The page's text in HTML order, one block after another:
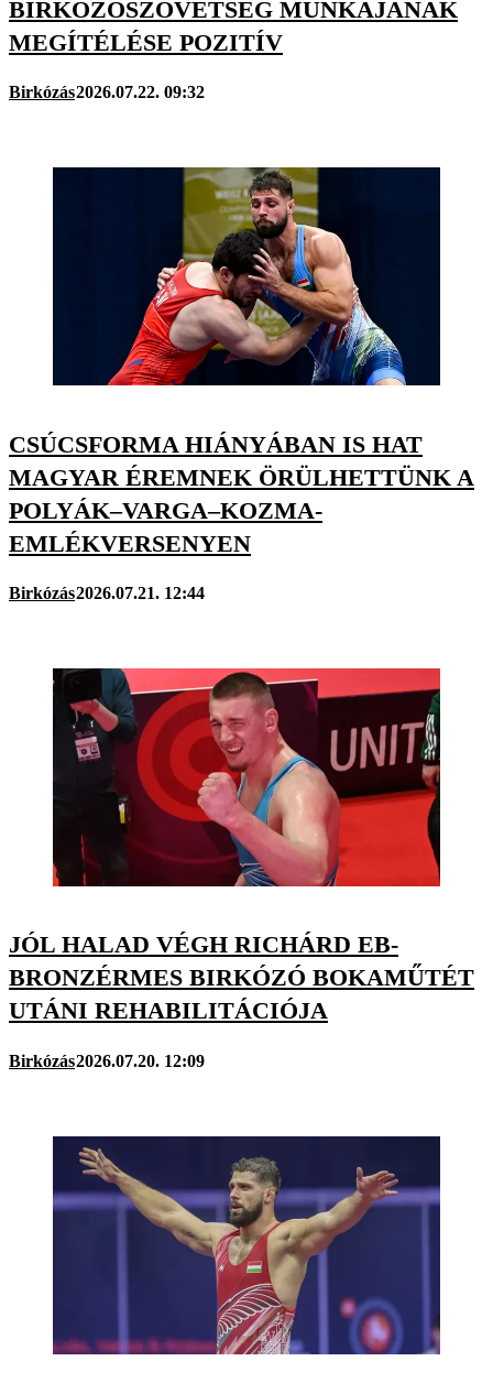
BIRKÓZÓSZÖVETSÉG MUNKÁJÁNAK
MEGÍTÉLÉSE POZITÍV
Birkózás2026.07.22. 09:32
CSÚCSFORMA HIÁNYÁBAN IS HAT
MAGYAR ÉREMNEK ÖRÜLHETTÜNK A
POLYÁK–VARGA–KOZMA-
EMLÉKVERSENYEN
Birkózás2026.07.21. 12:44
JÓL HALAD VÉGH RICHÁRD EB-
BRONZÉRMES BIRKÓZÓ BOKAMŰTÉT
UTÁNI REHABILITÁCIÓJA
Birkózás2026.07.20. 12:09